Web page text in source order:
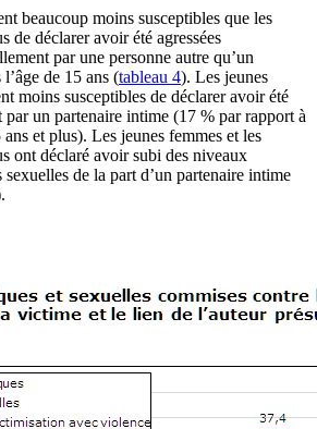
beaucoup moins susceptibles que les
de déclarer avoir été agressées
par une personne autre qu’un
de 15 ans (tableau 4). Les jeunes
moins susceptibles de déclarer avoir été
par un partenaire intime (17 % par rapport à
et plus). Les jeunes femmes et les
ont déclaré avoir subi des niveaux
sexuelles de la part d’un partenaire intime